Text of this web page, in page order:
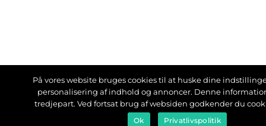
På vores website bruges cookies til at huske dine
personalisering af indhold og annoncer. Denne
tredjepart. Ved fortsat brug af websiden godkender du
Ok Privatlivspolitik